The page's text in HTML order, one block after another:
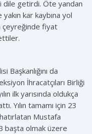
dile getirdi. Öte yandan
kar kaybına yol
çeyreğinde fiyat
Başkanlığını da
İhracatçıları Birliği
ilk yarısında oldukça
Yılın tamamı için 23
Mustafa
başta olmak üzere